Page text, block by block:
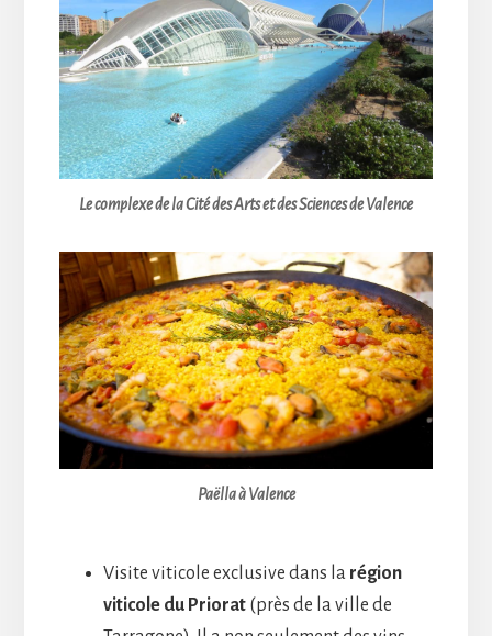
Le complexe de la Cité des Arts et des Sciences de Valence
Paëlla à Valence
Visite viticole exclusive dans la région
viticole du Priorat(près de la ville de